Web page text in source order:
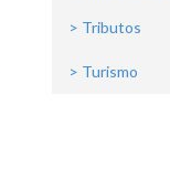
> Tributos
> Turismo